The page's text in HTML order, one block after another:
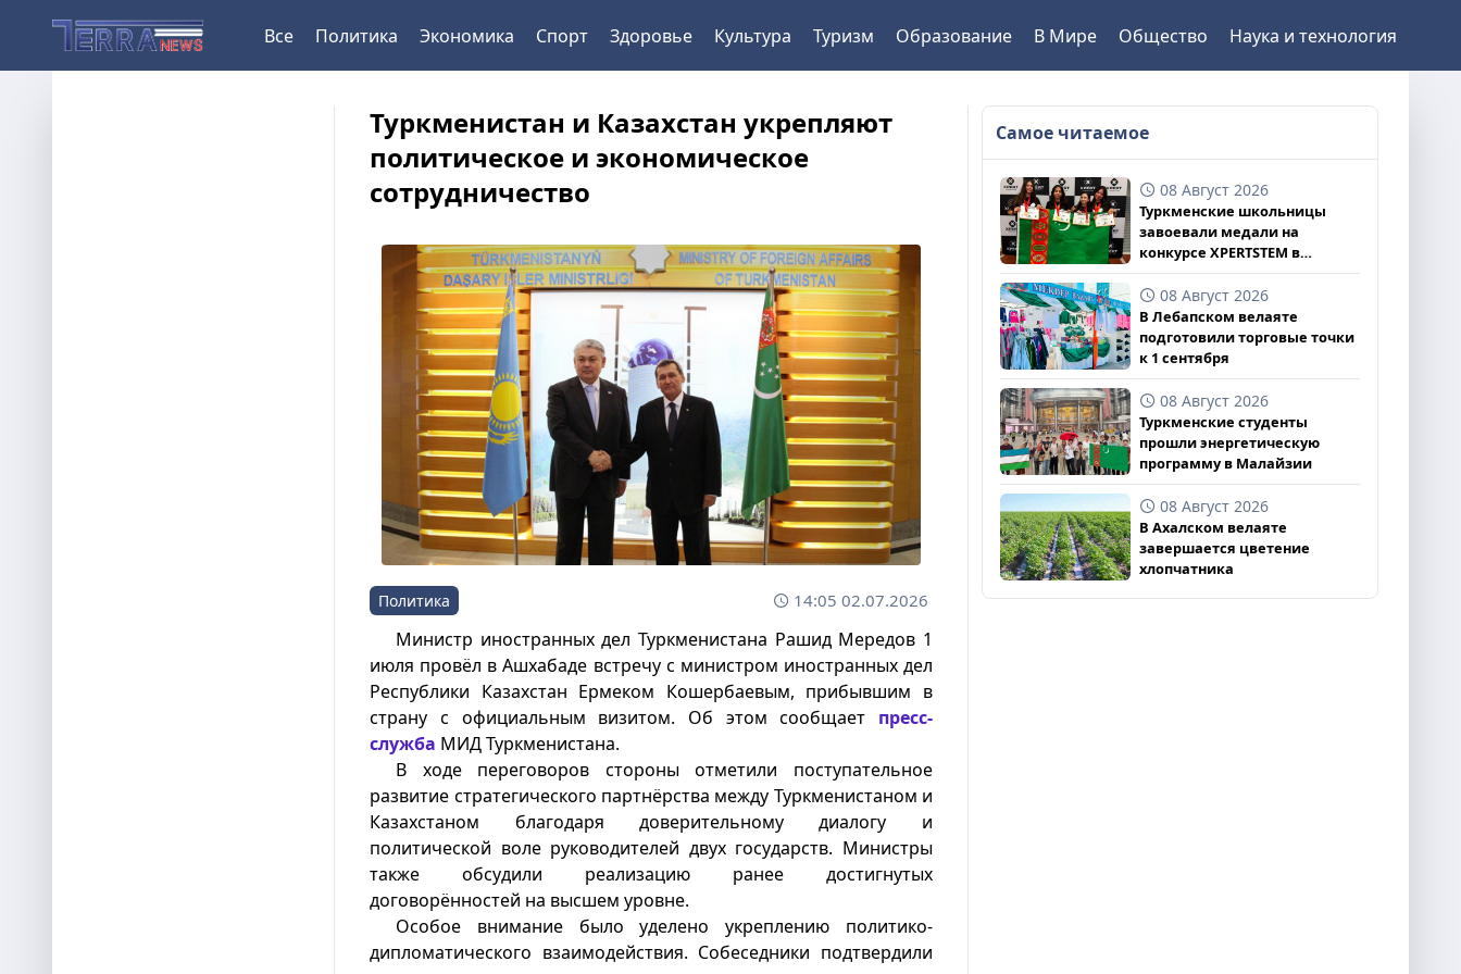
Все Политика Экономика Спорт Здоровье Культура Туризм Образование В Мире Общество Наука и технология
Туркменистан и Казахстан укрепляют
политическое и экономическое
сотрудничество
Политика 14:05 02.07.2026
Министр иностранных дел Туркменистана Рашид Мередов 1
июля провёл в Ашхабаде встречу с министром иностранных дел
Республики Казахстан Ермеком Кошербаевым, прибывшим в
страну с официальным визитом. Об этом сообщает пресс-
служба МИД Туркменистана.
В ходе переговоров стороны отметили поступательное
развитие стратегического партнёрства между Туркменистаном и
Казахстаном благодаря доверительному диалогу и
политической воле руководителей двух государств. Министры
также обсудили реализацию ранее достигнутых
договорённостей на высшем уровне.
Особое внимание было уделено укреплению политико-
дипломатического взаимодействия. Собеседники подтвердили
Самое читаемое
08 Август 2026
Туркменские школьницы
завоевали медали на
конкурсе XPERTSTEM в
Великобритании
08 Август 2026
В Лебапском велаяте
подготовили торговые точки
к 1 сентября
08 Август 2026
Туркменские студенты
прошли энергетическую
программу в Малайзии
08 Август 2026
В Ахалском велаяте
завершается цветение
хлопчатника